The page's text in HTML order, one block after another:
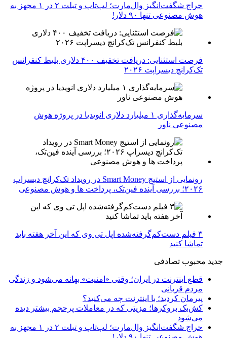
حراج شگفت‌انگیز وال‌مارت؛ لپ‌تاپ و تبلت ۲ در ۱ مجهز به
هوش مصنوعی تنها ۹۰ دلار!
فرصت استثنایی: دریافت تخفیف ۴۰۰ دلاری بلیط کنفرانس
تک‌کرانچ دیسراپت ۲۰۲۶
سرمایه‌گذاری ۱ میلیارد دلاری انویدیا در پروژه هوش
مصنوعی ناور
رونمایی از استیج Smart Money در رویداد تک‌کرانچ دیسراپ
۲۰۲۶؛ بررسی آینده فین‌تک، پرداخت‌ ها و هوش مصنوعی
۳ فیلم دست‌کم‌گرفته‌شده اپل تی وی که این آخر هفته باید
تماشا کنید
جدید محبوب تصادفی
قطع اینترنت در ایران؛ وقتی «امنیت» بهانه می‌شود و زندگی
مردم قربانی
پیرمان کردید؛ با اینترنت چه می‌کنید؟
کش‌بک بروکرها؛ مزیتی که در معاملات پرحجم بیشتر دیده
می‌شود
حراج شگفت‌انگیز وال‌مارت؛ لپ‌تاپ و تبلت ۲ در ۱ مجهز به